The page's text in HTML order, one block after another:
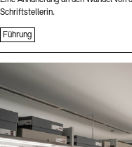
Schriftstellerin.
Führung